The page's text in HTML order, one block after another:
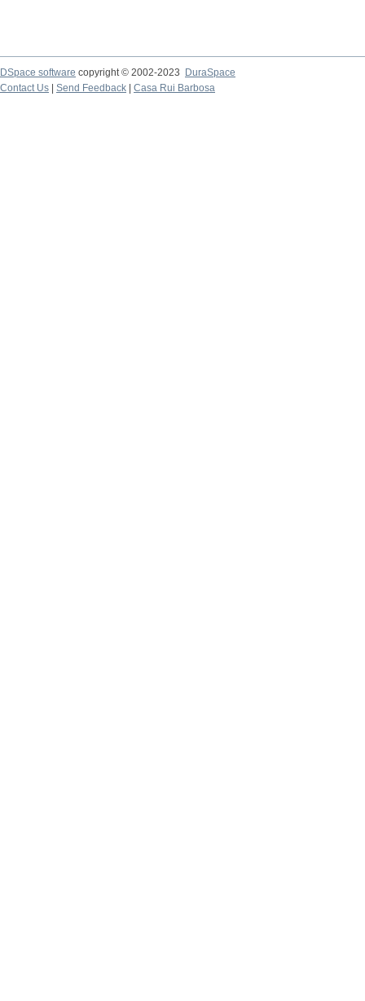
DSpace software copyright © 2002-2023
DuraSpace
Contact Us
Send Feedback Casa Rui Barbosa